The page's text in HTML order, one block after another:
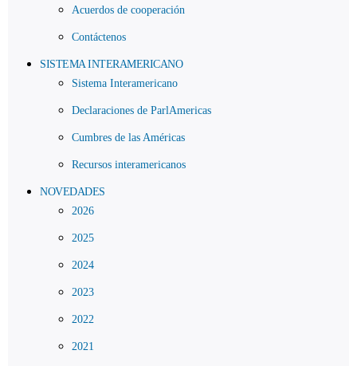
Acuerdos de cooperación
Contáctenos
SISTEMA INTERAMERICANO
Sistema Interamericano
Declaraciones de ParlAmericas
Cumbres de las Américas
Recursos interamericanos
NOVEDADES
2026
2025
2024
2023
2022
2021